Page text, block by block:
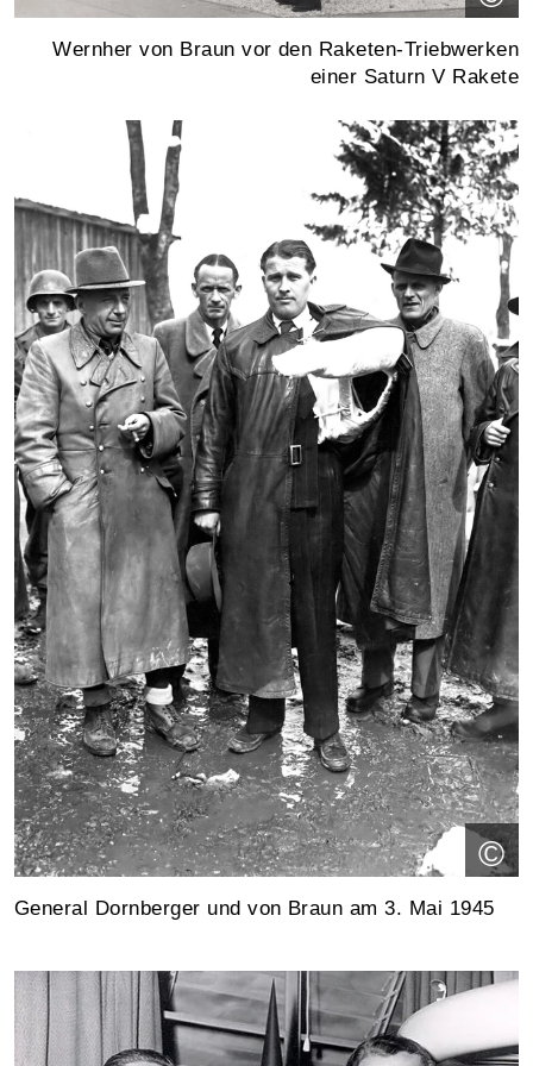
Wernher von Braun vor den Raketen-Triebwerken
einer Saturn V Rakete
©
General Dornberger und von Braun am 3. Mai 1945